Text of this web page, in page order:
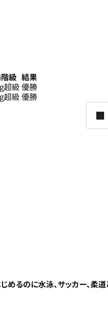
級 結果
超級 優勝
超級 優勝
るのに水泳、サッカー、柔